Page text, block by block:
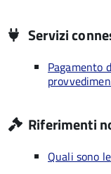
Servizi
Pagamento
Riferimenti
Quali sono